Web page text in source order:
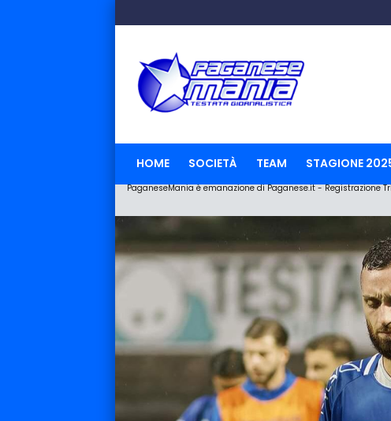
HOME SOCIETÀ TEAM STAGIONE
PaganeseMania è emanazione di Paganese.it - Registrazione